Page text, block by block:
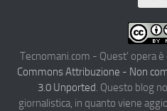
Tecnomani.com - Quest' opera
Commons Attribuzione - Non
3.0 Unported. Questo blog
giornalistica, in quanto viene